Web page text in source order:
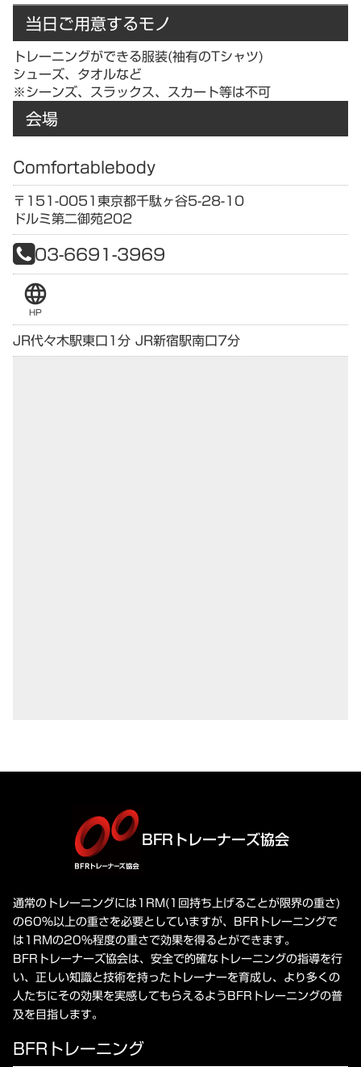
当日ご用意するモノ
トレーニングができる服装(袖有のTシャツ)
シューズ、タオルなど
※シーンズ、スラックス、スカート等は不可
会場
Comfortablebody
〒151-0051東京都千駄ヶ谷5-28-10
ドルミ第二御苑202
03-6691-3969
language
HP
JR代々木駅東口1分 JR新宿駅南口7分
BFRトレーナーズ協会
通常のトレーニングには1RM(1回持ち上げることが限界の重さ)
の60%以上の重さを必要としていますが、BFRトレーニングで
は1RMの20%程度の重さで効果を得るとができます。
BFRトレーナーズ協会は、安全で的確なトレーニングの指導を行
い、正しい知識と技術を持ったトレーナーを育成し、より多くの
人たちにその効果を実感してもらえるようBFRトレーニングの普
及を目指します。
BFRトレーニング